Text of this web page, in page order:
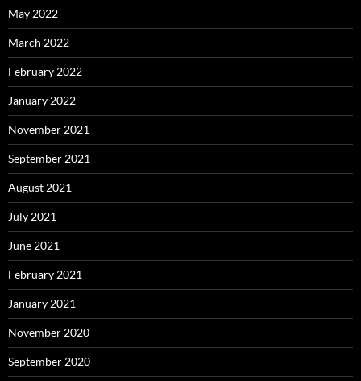
May 2022
March 2022
February 2022
January 2022
November 2021
September 2021
August 2021
July 2021
June 2021
February 2021
January 2021
November 2020
September 2020